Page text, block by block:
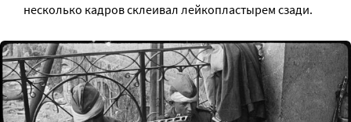
несколько кадров склеивал лейкопластырем сзади.